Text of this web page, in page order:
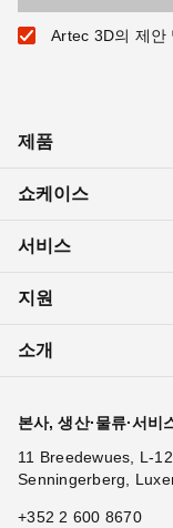
Artec 3D의 제안
제품
쇼케이스
서비스
지원
소개
본사, 생산·물류·서비
11 Breedewues, L-
Senningerberg,
+352 2 600 8670